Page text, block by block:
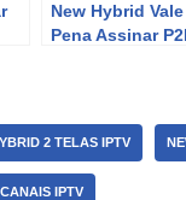
New Hybrid Vale
Pena Assinar
2 TELAS IPTV
IPTV